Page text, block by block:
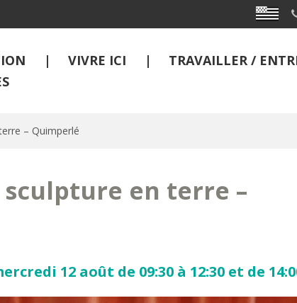
VIVRE ICI
TRAVAILLER /
– Quimperlé
en terre –
12 août de 09:30 à 12:30 et de